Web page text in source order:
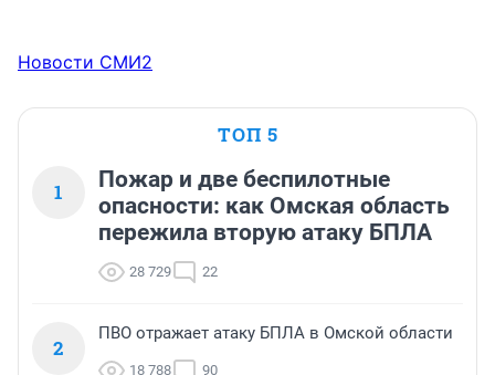
Новости СМИ2
ТОП 5
1
Пожар и две беспилотные
опасности: как Омская область
пережила вторую атаку БПЛА
28 729 22
2
ПВО отражает атаку БПЛА в Омской области
18 788 90